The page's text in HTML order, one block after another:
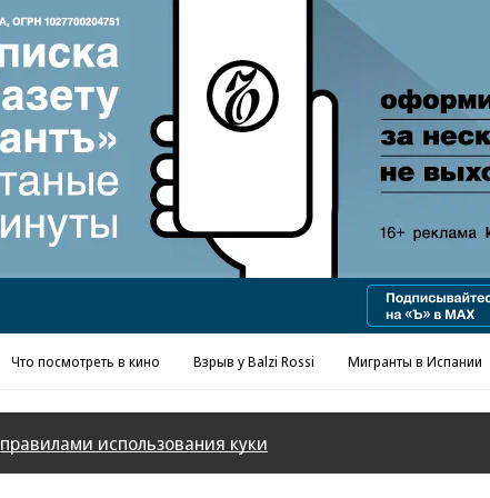
Реклама в «Ъ» www.kommersant.ru/ad
Что посмотреть в кино Взрыв у Balzi Rossi Мигранты в Испании
правилами использования куки